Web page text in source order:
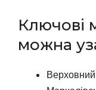
Ключові
можна